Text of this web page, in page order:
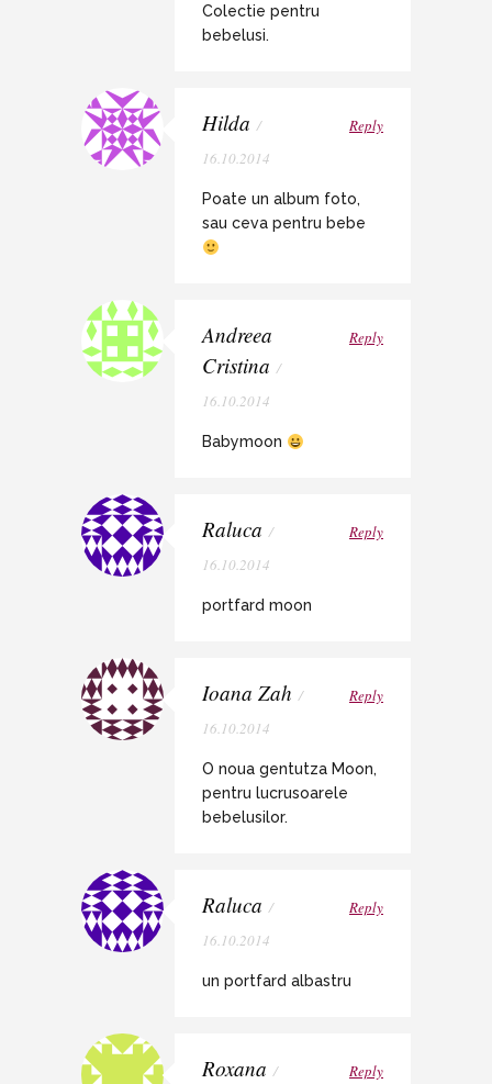
Colectie pentru
bebelusi.
Hilda /
16.10.2014
Reply
Poate un album foto,
sau ceva pentru bebe
Andreea
Cristina /
16.10.2014
Reply
Babymoon
Raluca /
16.10.2014
Reply
portfard moon
Ioana Zah /
16.10.2014
Reply
O noua gentutza Moon,
pentru lucrusoarele
bebelusilor.
Raluca /
16.10.2014
Reply
un portfard albastru
Roxana /
Reply